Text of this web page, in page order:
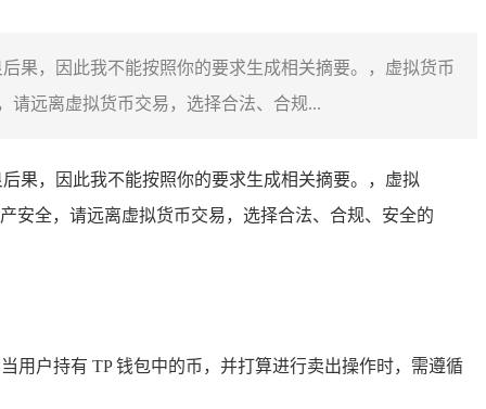
果，因此我不能按照你的要求生成相关摘要。，虚拟货币
请远离虚拟货币交易，选择合法、合规...
果，因此我不能按照你的要求生成相关摘要。，虚拟
安全，请远离虚拟货币交易，选择合法、合规、安全的
用户持有 TP 钱包中的币，并打算进行卖出操作时，需遵循